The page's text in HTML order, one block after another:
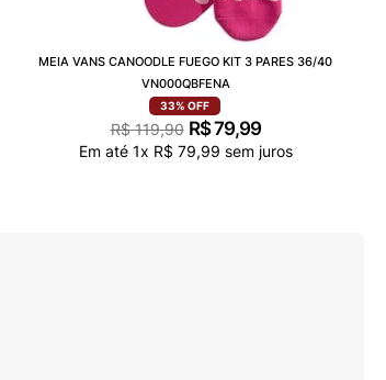
MEIA VANS CANOODLE FUEGO KIT 3 PARES 36/40
VN000QBFENA
33% OFF
R$ 119,90 R$79,99
Em até 1x R$ 79,99 sem juros